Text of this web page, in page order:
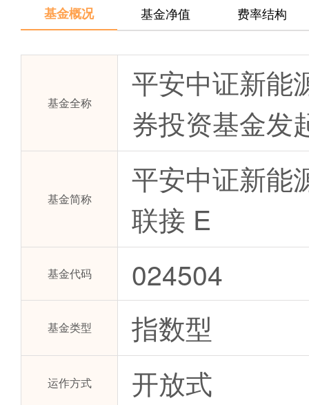
基金概况 基金净值 费率结构
基金全称
平安中证新能
券投资基金发
基金简称
平安中证新能
联接 E
基金代码 024504
基金类型 指数型
运作方式 开放式